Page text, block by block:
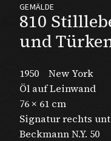
810
und
GEMÄLDE
1950
New York
Öl auf Leinwand
76 × 61 cm
Signatur rechts
Beckmann N.Y. 50